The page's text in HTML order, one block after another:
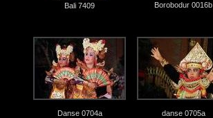
Bali 7409 Borobodur 0016b
Danse 0704a danse 0705a